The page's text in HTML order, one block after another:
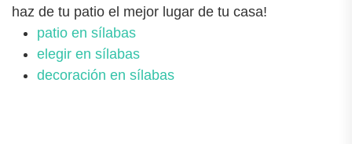
haz de tu patio el mejor lugar de tu casa!
patio en sílabas
elegir en sílabas
decoración en sílabas